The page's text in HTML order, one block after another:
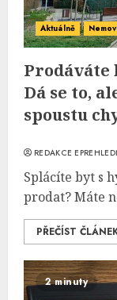
Aktuálně
Prodáváte
Dá se to,
spoustu
REDAKCE
Splácíte byt s
prodat? Máte
PŘEČÍST
2 minuty